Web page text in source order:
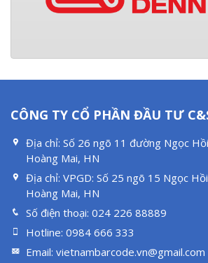
CÔNG TY CỔ PHẦN ĐẦU TƯ
Địa chỉ: Số 26 ngõ 11 đường Ngọc
Hoàng Mai, HN
Địa chỉ: VPGD: Số 25 ngõ 15 Ngọc
Hoàng Mai, HN
Số điện thoại: 024 226 88889
Hotline: 0984 666 333
Email: vietnambarcode.vn@gmail.com